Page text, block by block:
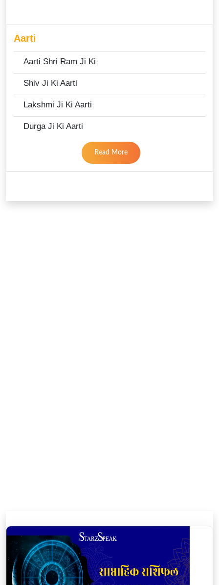
Aarti
Aarti Shri Ram Ji Ki
Shiv Ji Ki Aarti
Lakshmi Ji Ki Aarti
Durga Ji Ki Aarti
Read More